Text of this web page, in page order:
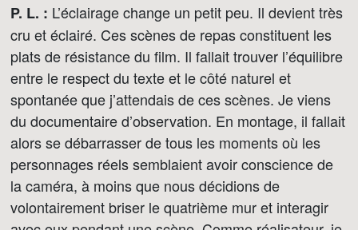
P. L. : L’éclairage change un petit peu. Il devient très
cru et éclairé. Ces scènes de repas constituent les
plats de résistance du film. Il fallait trouver l’équilibre
entre le respect du texte et le côté naturel et
spontanée que j’attendais de ces scènes. Je viens
du documentaire d’observation. En montage, il fallait
alors se débarrasser de tous les moments où les
personnages réels semblaient avoir conscience de
la caméra, à moins que nous décidions de
volontairement briser le quatrième mur et interagir